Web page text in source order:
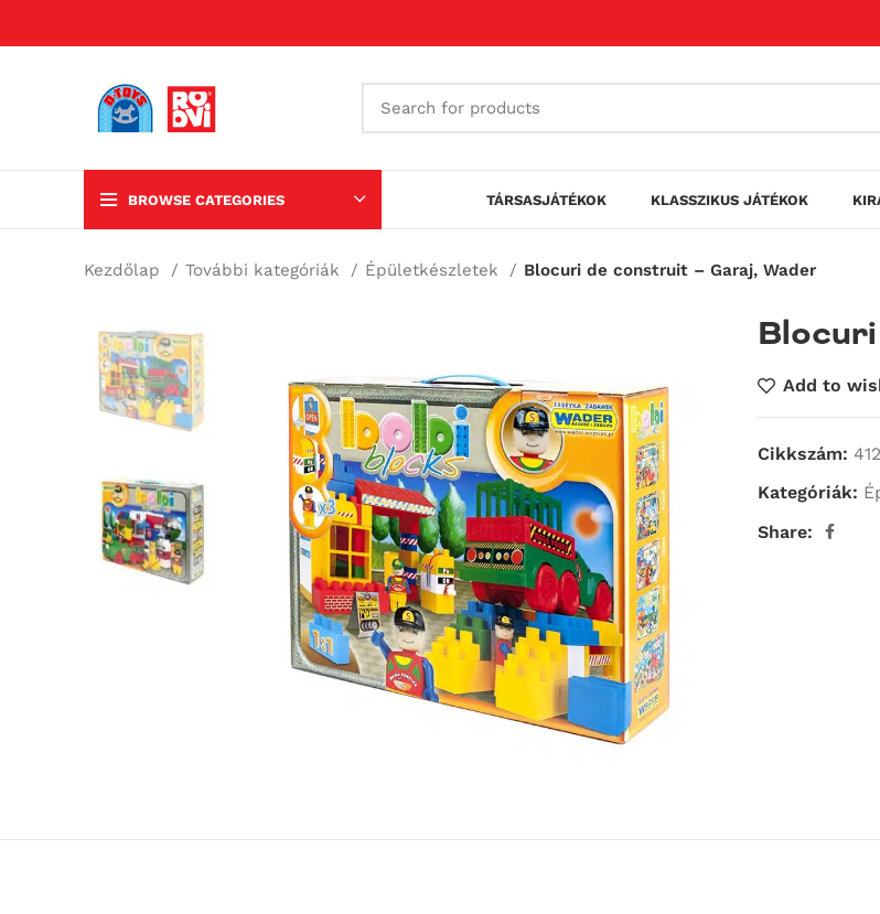
BROWSE CATEGORIES TÁRSASJÁTÉKOK KLASSZIKUS JÁTÉKOK
Kezdőlap További kategóriák Épületkészletek Blocuri de construit – Garaj, Wader
Add to
Cikkszám:
Kategóriák:
Share: